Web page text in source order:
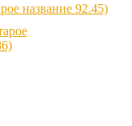
название 92.45)